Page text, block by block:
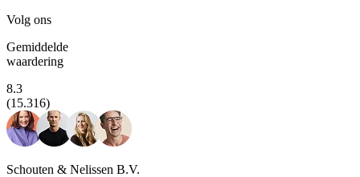
Volg ons
Gemiddelde
waardering
8.3
(15.316)
Schouten & Nelissen B.V.